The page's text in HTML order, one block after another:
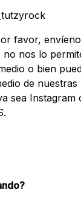
favor,
nos lo
o bien
de nuestras
sea Instagram